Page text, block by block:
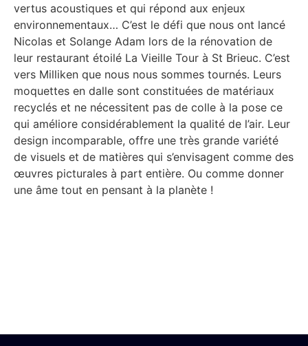
vertus acoustiques et qui répond aux enjeux
environnementaux… C’est le défi que nous ont lancé
Nicolas et Solange Adam lors de la rénovation de
leur restaurant étoilé La Vieille Tour à St Brieuc. C’est
vers Milliken que nous nous sommes tournés. Leurs
moquettes en dalle sont constituées de matériaux
recyclés et ne nécessitent pas de colle à la pose ce
qui améliore considérablement la qualité de l’air. Leur
design incomparable, offre une très grande variété
de visuels et de matières qui s’envisagent comme des
œuvres picturales à part entière. Ou comme donner
une âme tout en pensant à la planète !